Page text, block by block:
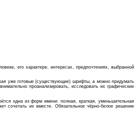
его характере, интересах, предпочтениях, выбранной
уже готовые (существующие) шрифты, а можно придумать
проанализировать, исследовать их графические
одна из форм имени: полная, краткая, уменьшительная
сочетать их вместе. Обязательное чёрно-белое решение